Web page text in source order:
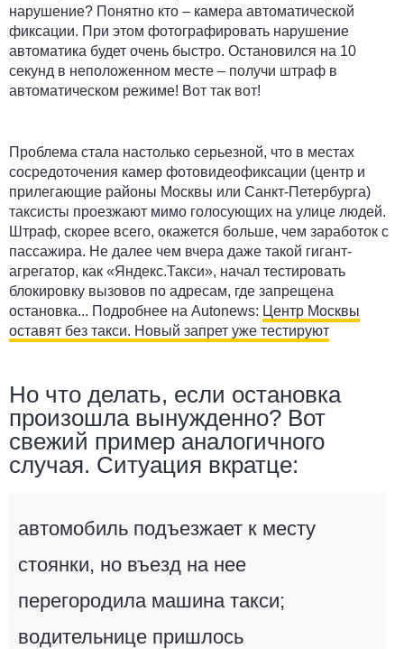
нарушение? Понятно кто – камера автоматической
фиксации. При этом фотографировать нарушение
автоматика будет очень быстро. Остановился на 10
секунд в неположенном месте – получи штраф в
автоматическом режиме! Вот так вот!
Проблема стала настолько серьезной, что в местах
сосредоточения камер фотовидеофиксации (центр и
прилегающие районы Москвы или Санкт-Петербурга)
таксисты проезжают мимо голосующих на улице людей.
Штраф, скорее всего, окажется больше, чем заработок с
пассажира. Не далее чем вчера даже такой гигант-
агрегатор, как «Яндекс.Такси», начал тестировать
блокировку вызовов по адресам, где запрещена
остановка... Подробнее на Autonews: Центр Москвы
оставят без такси. Новый запрет уже тестируют
Но что делать, если остановка
произошла вынужденно? Вот
свежий пример аналогичного
случая. Ситуация вкратце:
автомобиль подъезжает к месту
стоянки, но въезд на нее
перегородила машина такси;
водительнице пришлось